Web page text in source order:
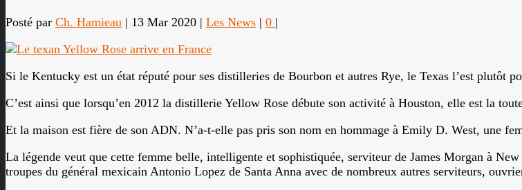
Posté par Ch. Hamieau | 13 Mar 2020 | Les News | 0 |
Si le Kentucky est un état réputé pour ses distilleries de Bourbon et autres Rye, le Texas l’est plutôt
C’est ainsi que lorsqu’en 2012 la distillerie Yellow Rose débute son activité à Houston, elle est la
Et la maison est fière de son ADN. N’a-t-elle pas pris son nom en hommage à Emily D. West, une
La légende veut que cette femme belle, intelligente et sophistiquée, serviteur de James Morgan à
troupes du général mexicain Antonio Lopez de Santa Anna avec de nombreux autres serviteurs,